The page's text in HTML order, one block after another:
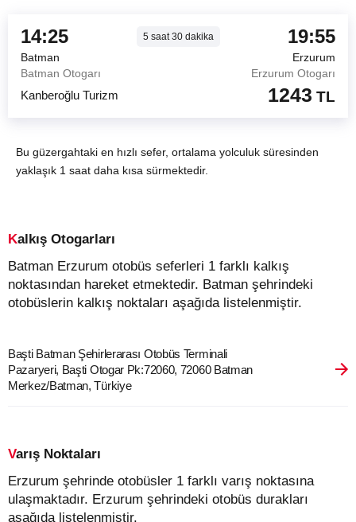
14:25 5saat30dakika 19:55
Batman
Erzurum
Batman Otogarı
Erzurum Otogarı
Kanberoğlu Turizm 1243 TL
Bu güzergahtaki en hızlı sefer, ortalama yolculuk süresinden
yaklaşık 1 saat daha kısa sürmektedir.
Kalkış Otogarları
Batman Erzurum otobüs seferleri 1 farklı kalkış
noktasından hareket etmektedir. Batman şehrindeki
otobüslerin kalkış noktaları aşağıda listelenmiştir.
Başti Batman Şehirlerarası Otobüs Terminali
Pazaryeri, Başti Otogar Pk:72060, 72060 Batman
Merkez/Batman, Türkiye
Varış Noktaları
Erzurum şehrinde otobüsler 1 farklı varış noktasına
ulaşmaktadır. Erzurum şehrindeki otobüs durakları
aşağıda listelenmiştir.